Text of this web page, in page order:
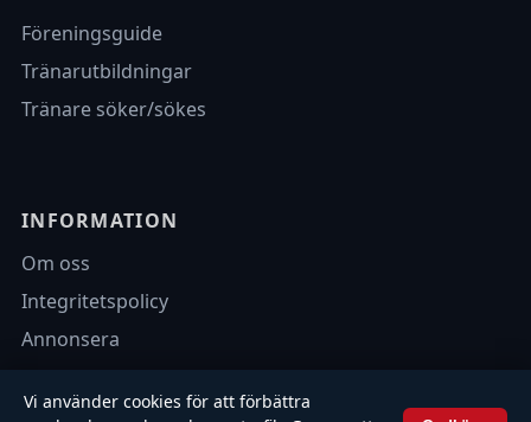
Föreningsguide
Tränarutbildningar
Tränare söker/sökes
INFORMATION
Om oss
Integritetspolicy
Annonsera
Vi använder cookies för att förbättra